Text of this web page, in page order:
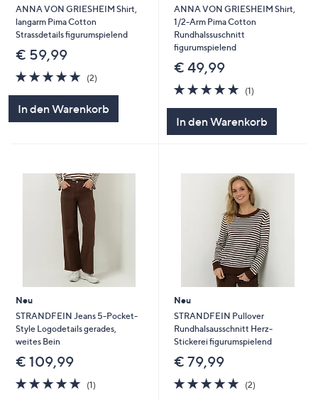
ANNA VON GRIESHEIM Shirt,
langarm Pima Cotton
Strassdetails figurumspielend
€ 59,99
5.0
von
5
(2)
In den Warenkorb
ANNA VON GRIESHEIM Shirt,
1/2-Arm Pima Cotton
Rundhalssuschnitt
figurumspielend
€ 49,99
5.0
von
(1)1
In den Warenkorb
Neu
STRANDFEIN Jeans 5-Pocket-
Style Logodetails gerades,
weites Bein
€ 109,99
5.0
von
(1)
Neu
STRANDFEIN Pullover
Rundhalsausschnitt Herz-
Stickerei figurumspielend
€ 79,99
5.0
von
(2)2